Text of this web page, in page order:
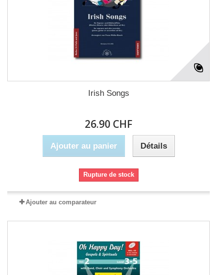
Irish Songs
26.90 CHF
Ajouter au panier Détails
Rupture de stock
Ajouter au comparateur